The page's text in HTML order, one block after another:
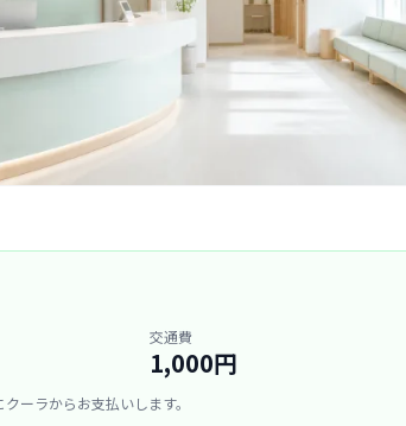
交通費
1,000円
ーラからお支払いします。